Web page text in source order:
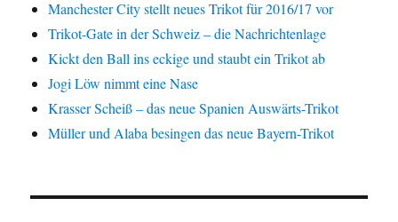
Manchester City stellt neues Trikot für 2016/17 vor
Trikot-Gate in der Schweiz – die Nachrichtenlage
Kickt den Ball ins eckige und staubt ein Trikot ab
Jogi Löw nimmt eine Nase
Krasser Scheiß – das neue Spanien Auswärts-Trikot
Müller und Alaba besingen das neue Bayern-Trikot